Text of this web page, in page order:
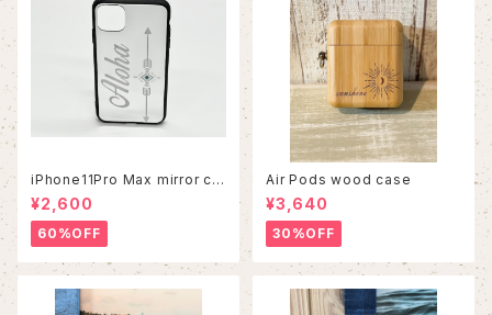
iPhone11Pro Max mirror ca
se
¥2,600
60%OFF
Air Pods wood case
¥3,640
30%OFF